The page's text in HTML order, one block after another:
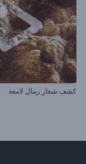
كشف شعار رمال لامعة